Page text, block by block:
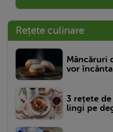
Rețete culinare
Mâncăruri
vor
3 rețete
lingi pe